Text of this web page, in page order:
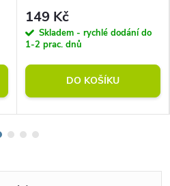
149 Kč
Skladem - rychlé dodání do
1-2 prac. dnů
DO KOŠÍKU